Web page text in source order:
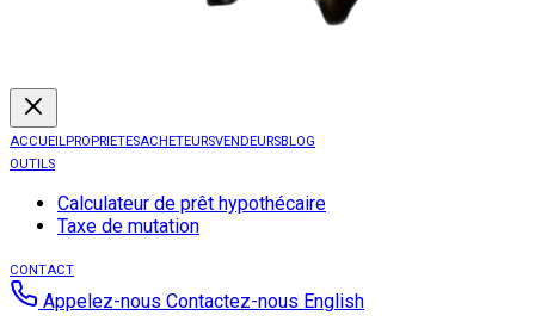
ACCUEILPROPRIETESACHETEURSVENDEURSBLOG
OUTILS
Calculateur de prêt hypothécaire
Taxe de mutation
CONTACT
Appelez-nous Contactez-nous English